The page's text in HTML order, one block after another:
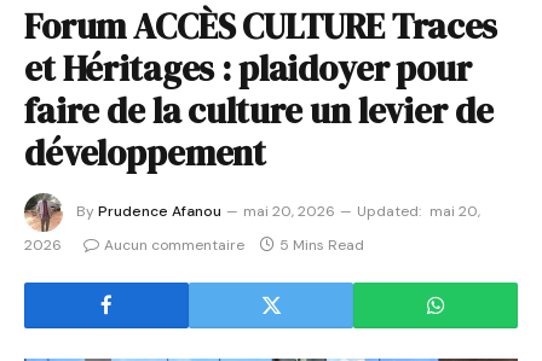
Forum ACCÈS CULTURE Traces
et Héritages : plaidoyer pour
faire de la culture un levier de
développement
ByPrudence Afanou mai 20, 2026 Updated: mai 20,
2026
Aucun commentaire 5 Mins Read